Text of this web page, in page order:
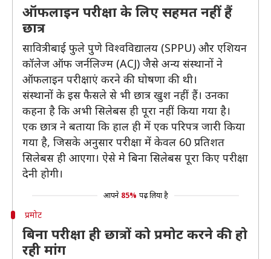
ऑफलाइन परीक्षा के लिए सहमत नहीं हैं
छात्र
सावित्रीबाई फुले पुणे विश्वविद्यालय (SPPU) और एशियन
कॉलेज ऑफ जर्नलिज्म (ACJ) जैसे अन्य संस्थानों ने
ऑफलाइन परीक्षाएं करने की घोषणा की थी।
संस्थानों के इस फैसले से भी छात्र खुश नहीं हैं। उनका
कहना है कि अभी सिलेबस ही पूरा नहीं किया गया है।
एक छात्र ने बताया कि हाल ही में एक परिपत्र जारी किया
गया है, जिसके अनुसार परीक्षा में केवल 60 प्रतिशत
सिलेबस ही आएगा। ऐसे मे बिना सिलेबस पूरा किए परीक्षा
देनी होगी।
आपने 85% पढ़ लिया है
प्रमोट
बिना परीक्षा ही छात्रों को प्रमोट करने की हो
रही मांग